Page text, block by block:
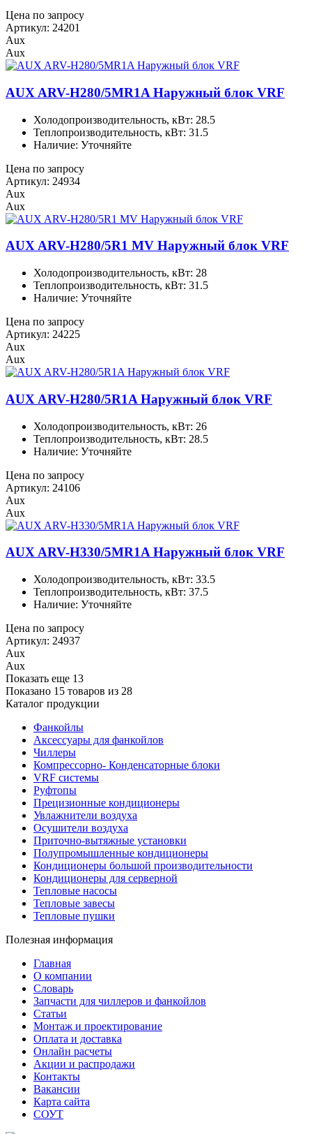
Цена по запросу
Артикул: 24201
Aux
Aux
AUX ARV-H280/5MR1A Наружный блок VRF
Холодопроизводительность, кВт: 28.5
Теплопроизводительность, кВт: 31.5
Наличие: Уточняйте
Цена по запросу
Артикул: 24934
Aux
Aux
AUX ARV-H280/5R1 MV Наружный блок VRF
Холодопроизводительность, кВт: 28
Теплопроизводительность, кВт: 31.5
Наличие: Уточняйте
Цена по запросу
Артикул: 24225
Aux
Aux
AUX ARV-H280/5R1A Наружный блок VRF
Холодопроизводительность, кВт: 26
Теплопроизводительность, кВт: 28.5
Наличие: Уточняйте
Цена по запросу
Артикул: 24106
Aux
Aux
AUX ARV-H330/5MR1A Наружный блок VRF
Холодопроизводительность, кВт: 33.5
Теплопроизводительность, кВт: 37.5
Наличие: Уточняйте
Цена по запросу
Артикул: 24937
Aux
Aux
Показать еще 13
Показано 15 товаров из 28
Каталог продукции
Фанкойлы
Аксессуары для фанкойлов
Чиллеры
Компрессорно- Конденсаторные блоки
VRF системы
Руфтопы
Прецизионные кондиционеры
Увлажнители воздуха
Осушители воздуха
Приточно-вытяжные установки
Полупромышленные кондиционеры
Кондиционеры большой производительности
Кондиционеры для серверной
Тепловые насосы
Тепловые завесы
Тепловые пушки
Полезная информация
Главная
О компании
Словарь
Запчасти для чиллеров и фанкойлов
Статьи
Монтаж и проектирование
Оплата и доставка
Онлайн расчеты
Акции и распродажи
Контакты
Вакансии
Карта сайта
СОУТ